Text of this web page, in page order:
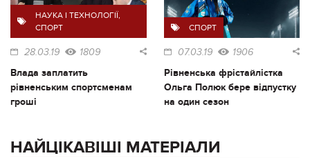
НАУКА І ТЕХНОЛОГІЇ,
СПОРТ
28.03.19 1809
Влада заплатить
рівненським спортсменам
гроші
СПОРТ
07.03.19 1906
Рівненська фрістайлістка
Ольга Полюк бере відпустку
на один сезон
НАЙЦІКАВІШІ МАТЕРІАЛИ